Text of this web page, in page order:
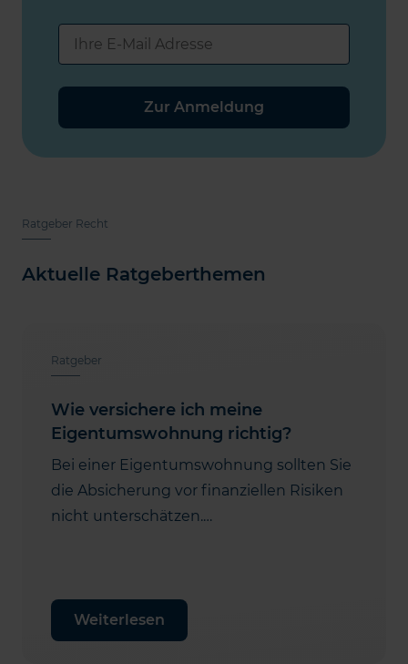
Zur Anmeldung
Ratgeber Recht
Aktuelle Ratgeberthemen
Ratgeber
Wie versichere ich meine
Eigentumswohnung richtig?
Bei einer Eigentumswohnung sollten Sie
die Absicherung vor finanziellen Risiken
nicht unterschätzen.…
Weiterlesen